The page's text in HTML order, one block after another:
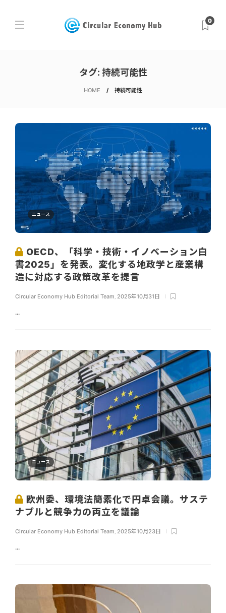
0
タグ: 持続可能性
HOME 持続可能性
ニュース
OECD、「科学・技術・イノベーション白
書2025」を発表。変化する地政学と産業構
造に対応する政策改革を提言
Circular Economy Hub Editorial Team, 2025年10月31日
...
ニュース
欧州委、環境法簡素化で円卓会議。サステ
ナブルと競争力の両立を議論
Circular Economy Hub Editorial Team 2025年10月23日
...